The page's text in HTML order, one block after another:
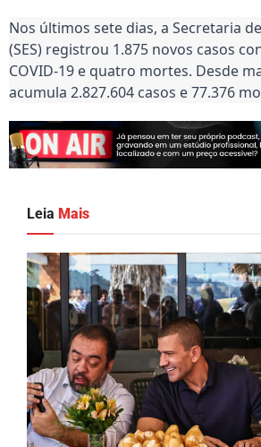
Nos últimos sete dias, a Secretaria
(SES) registrou 1.875 novos casos
COVID-19 e quatro mortes. Desde
acumula 2.827.604 casos e 77.376
Leia Mais